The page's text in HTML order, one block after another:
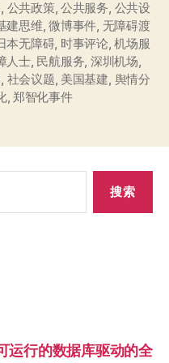
, 公共政策, 公共服务, 公共设
建思维,微博事件, 无障碍渡
本无障碍, 时事评论,机场服
人士, 民航服务, 深圳机场,
, 社会议题, 美国基建, 舆情分
, 郑智化事件
运行的数据库驱动的全